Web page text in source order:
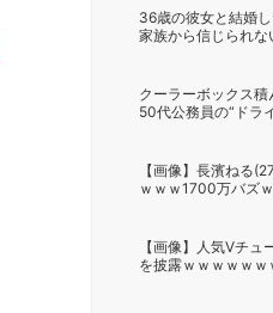
36歳の彼女と結婚
家族から信じられ
クーラーボックス
50代公務員の“ドラ
【画像】長濱ねる
ｗｗｗ1700万バズ
【画像】人気Vチ
を披露ｗｗｗｗｗｗ